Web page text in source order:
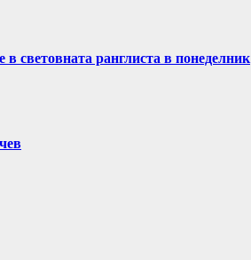
световната ранглиста в понеделник